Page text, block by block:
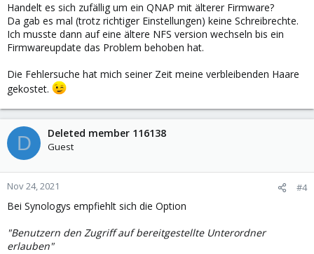
Handelt es sich zufällig um ein QNAP mit älterer Firmware?
Da gab es mal (trotz richtiger Einstellungen) keine Schreibrechte.
Ich musste dann auf eine ältere NFS version wechseln bis ein
Firmwareupdate das Problem behoben hat.
Die Fehlersuche hat mich seiner Zeit meine verbleibenden Haare
gekostet.
D Deleted member 116138
Guest
Nov 24, 2021 #4
Bei Synologys empfiehlt sich die Option
"Benutzern den Zugriff auf bereitgestellte Unterordner
erlauben"